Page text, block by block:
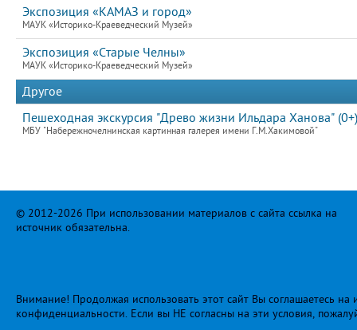
Экспозиция «КАМАЗ и город»
МАУК «Историко-Краеведческий Музей»
Экспозиция «Старые Челны»
МАУК «Историко-Краеведческий Музей»
Другое
Пешеходная экскурсия "Древо жизни Ильдара Ханова" (0+)
МБУ "Набережночелнинская картинная галерея имени Г.М.Хакимовой"
© 2012-2026 При использовании материалов с сайта ссылка на
источник обязательна.
Внимание! Продолжая использовать этот сайт Вы соглашаетесь
конфиденциальности. Если вы НЕ согласны на эти условия,